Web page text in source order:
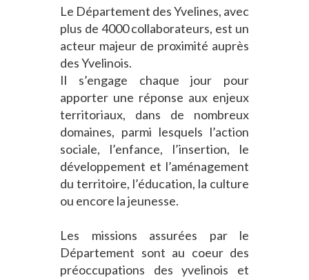
Le Département des Yvelines, avec
plus de 4000 collaborateurs, est un
acteur majeur de proximité auprès
des Yvelinois.
Il s’engage chaque jour pour
apporter une réponse aux enjeux
territoriaux, dans de nombreux
domaines, parmi lesquels l’action
sociale, l’enfance, l’insertion, le
développement et l’aménagement
du territoire, l’éducation, la culture
ou encore la jeunesse.
Les missions assurées par le
Département sont au coeur des
préoccupations des yvelinois et